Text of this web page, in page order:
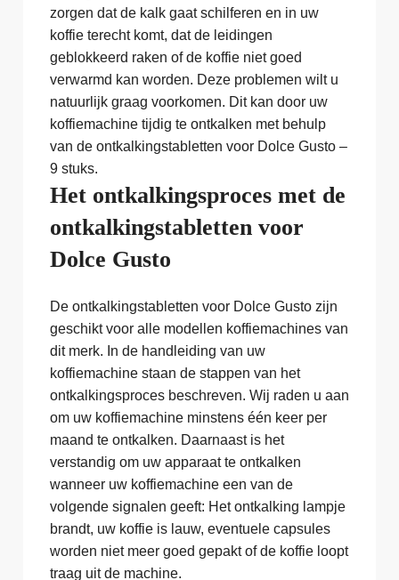
zorgen dat de kalk gaat schilferen en in uw
koffie terecht komt, dat de leidingen
geblokkeerd raken of de koffie niet goed
verwarmd kan worden. Deze problemen wilt u
natuurlijk graag voorkomen. Dit kan door uw
koffiemachine tijdig te ontkalken met behulp
van de ontkalkingstabletten voor Dolce Gusto –
9 stuks.
Het ontkalkingsproces met de
ontkalkingstabletten voor
Dolce Gusto
De ontkalkingstabletten voor Dolce Gusto zijn
geschikt voor alle modellen koffiemachines van
dit merk. In de handleiding van uw
koffiemachine staan de stappen van het
ontkalkingsproces beschreven. Wij raden u aan
om uw koffiemachine minstens één keer per
maand te ontkalken. Daarnaast is het
verstandig om uw apparaat te ontkalken
wanneer uw koffiemachine een van de
volgende signalen geeft: Het ontkalking lampje
brandt, uw koffie is lauw, eventuele capsules
worden niet meer goed gepakt of de koffie loopt
traag uit de machine.